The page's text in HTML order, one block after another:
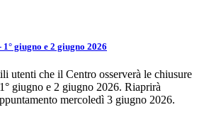
giugno e 2 giugno 2026
utenti che il Centro osserverà le chiusure
giugno e 2 giugno 2026. Riaprirà
mercoledì 3 giugno 2026.